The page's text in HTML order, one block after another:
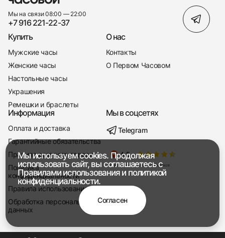
+7 916 221-22-37
Мы насвязи 08:00 — 19:00
Мы на связи 08:00 — 22:00
+7 916 221-22-37
Купить
Мужские часы
Женские часы
Настольные часы
Украшения
Ремешки и браслеты
О нас
Контакты
О Первом Часовом
Информация
Оплата и доставка
Гарантийные обязательства
Правила возврата товара
Политика
конфиденциальности
Правила использования
Обработка персональных
данных
Мы в соцсетях
Telegram
Мы используем cookies. Продолжая
использовать сайт, вы соглашаетесь с
Правилами использованияи политикой
конфиденциальности.
Согласен